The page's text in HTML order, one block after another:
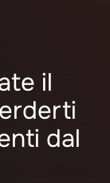
il
dal